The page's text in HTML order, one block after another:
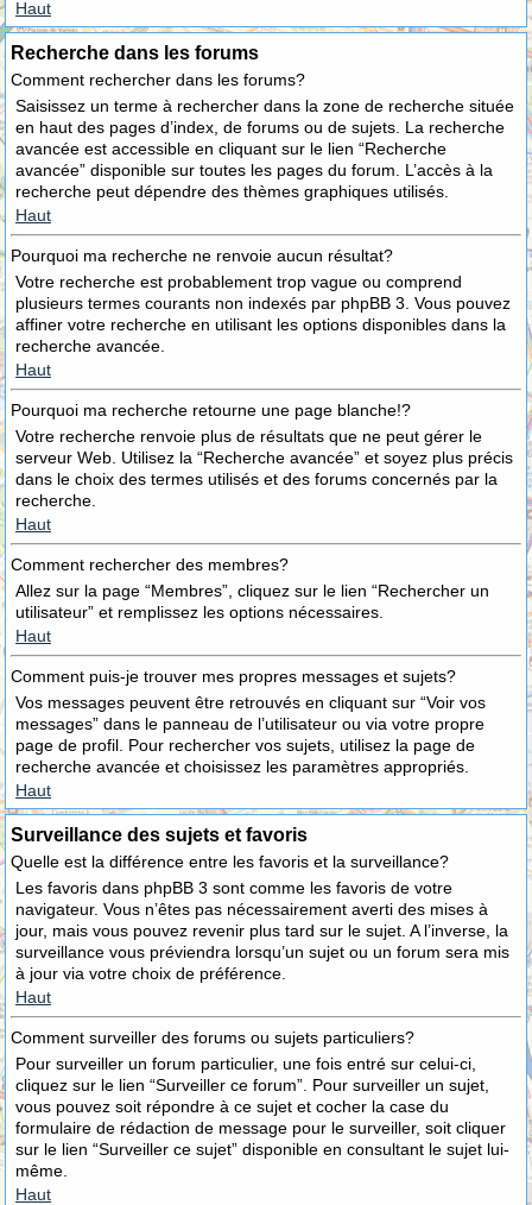
Haut
Recherche dans les forums
Comment rechercher dans les forums?
Saisissez un terme à rechercher dans la zone de recherche située
en haut des pages d’index, de forums ou de sujets. La recherche
avancée est accessible en cliquant sur le lien “Recherche
avancée” disponible sur toutes les pages du forum. L’accès à la
recherche peut dépendre des thèmes graphiques utilisés.
Haut
Pourquoi ma recherche ne renvoie aucun résultat?
Votre recherche est probablement trop vague ou comprend
plusieurs termes courants non indexés par phpBB 3. Vous pouvez
affiner votre recherche en utilisant les options disponibles dans la
recherche avancée.
Haut
Pourquoi ma recherche retourne une page blanche!?
Votre recherche renvoie plus de résultats que ne peut gérer le
serveur Web. Utilisez la “Recherche avancée” et soyez plus précis
dans le choix des termes utilisés et des forums concernés par la
recherche.
Haut
Comment rechercher des membres?
Allez sur la page “Membres”, cliquez sur le lien “Rechercher un
utilisateur” et remplissez les options nécessaires.
Haut
Comment puis-je trouver mes propres messages et sujets?
Vos messages peuvent être retrouvés en cliquant sur “Voir vos
messages” dans le panneau de l’utilisateur ou via votre propre
page de profil. Pour rechercher vos sujets, utilisez la page de
recherche avancée et choisissez les paramètres appropriés.
Haut
Surveillance des sujets et favoris
Quelle est la différence entre les favoris et la surveillance?
Les favoris dans phpBB 3 sont comme les favoris de votre
navigateur. Vous n’êtes pas nécessairement averti des mises à
jour, mais vous pouvez revenir plus tard sur le sujet. A l’inverse, la
surveillance vous préviendra lorsqu’un sujet ou un forum sera mis
à jour via votre choix de préférence.
Haut
Comment surveiller des forums ou sujets particuliers?
Pour surveiller un forum particulier, une fois entré sur celui-ci,
cliquez sur le lien “Surveiller ce forum”. Pour surveiller un sujet,
vous pouvez soit répondre à ce sujet et cocher la case du
formulaire de rédaction de message pour le surveiller, soit cliquer
sur le lien “Surveiller ce sujet” disponible en consultant le sujet lui-
même.
Haut